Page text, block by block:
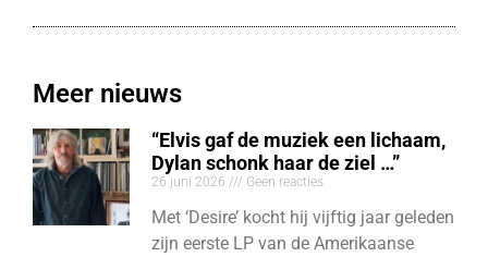
Meer nieuws
“Elvis gaf de muziek een lichaam,
Dylan schonk haar de ziel …”
26 juni 2026 Geen reacties
Met ‘Desire’ kocht hij vijftig jaar geleden
zijn eerste LP van de Amerikaanse